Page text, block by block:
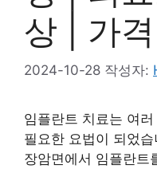
상 | 가
2024-10-28 작성자:
임플란트 치료는 여
필요한 요법이 되었
장암면에서 임플란트